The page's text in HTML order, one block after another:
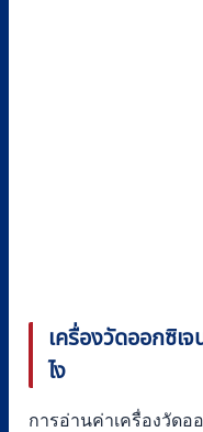
เครื่องวัดออกซิเ
ไง
การอ่านค่าเครื่องวัด